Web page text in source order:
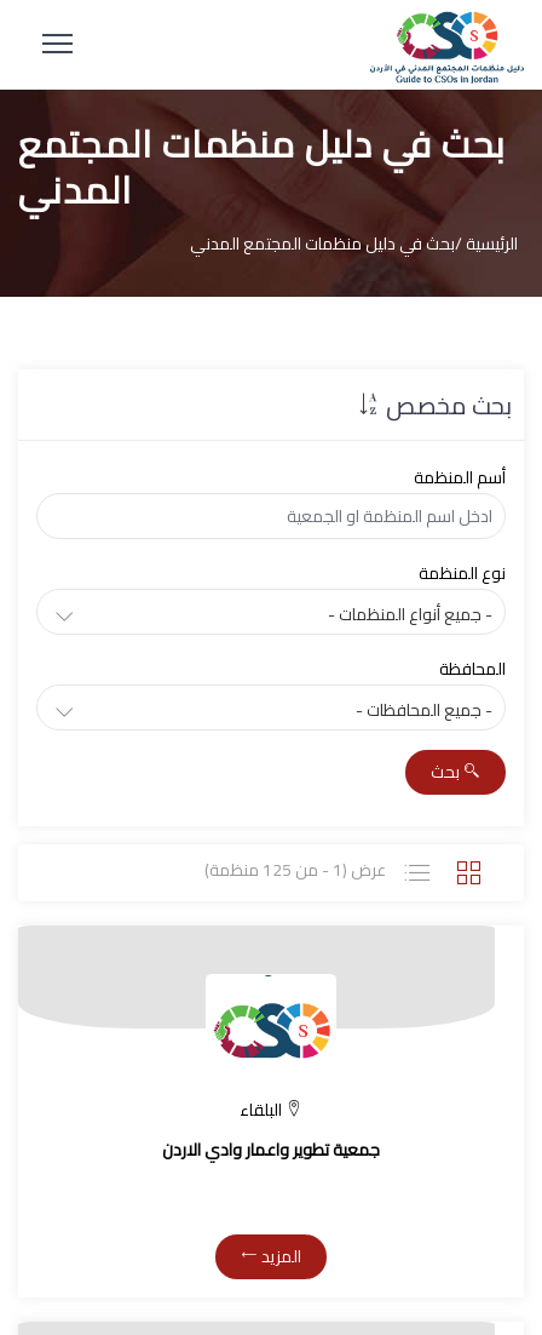
بحث في دليل منظمات المجتمع
المدني
الرئيسية /بحث في دليل منظمات المجتمع المدني
بحث مخصص
أسم المنظمة
نوع المنظمة
المحافظة
بحث
عرض (1 - من 125 منظمة)
البلقاء
جمعية تطوير واعمار وادي الاردن
المزيد